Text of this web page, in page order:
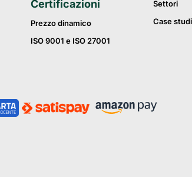
Certificazioni
Prezzo dinamico
ISO 9001 e ISO 27001
Settori
Case